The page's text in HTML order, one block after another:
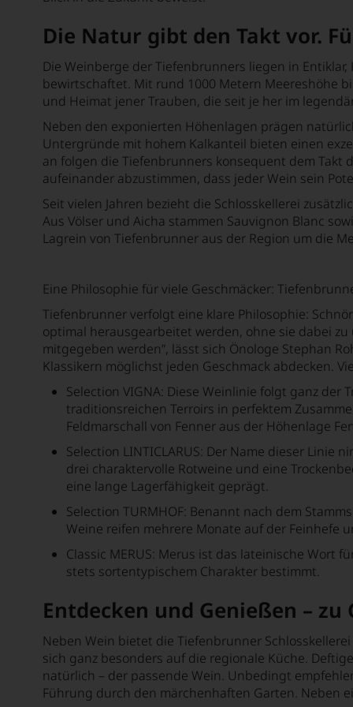
Bersano
Béru
Beychevelle
Bickel-Stumpf
Billard Rochepot
Billecart-Salmon
Binigrau Vins y Vinyes
Biserno
Bisol de Siderio & Figli
Black Forest Distillers
Black Stallion Estate Winery
Blandy's
Bodega Jean Leon
Bodega Lagar de Costa
Bodega Lanzaga
Bodega Tresmano
Bodégas Granbazán
Bodegas Marta Maté
Bodegas Voelos
Bodegas Ximénez-Spínola
Boekenhoutskloof
Bolla
Die Natur gibt den Takt vor.
Die Weinberge der Tiefenbrunners liegen in
bewirtschaftet. Mit rund 1000 Metern Meereshöhe
und Heimat jener Trauben, die seit je her im
Neben den exponierten Höhenlagen prägen
Untergründe mit hohem Kalkanteil bieten einen
an folgen die Tiefenbrunners konsequent dem
aufeinander abzustimmen, dass jeder Wein sein
Seit vielen Jahren bezieht die Schlosskellerei
Aus Völser und Aicha stammen Sauvignon Blanc
Lagrein von Tiefenbrunner aus der Region um die
Eine Philosophie für viele Geschmäcker:
Tiefenbrunner verfolgt eine klare Philosophie:
optimal herausgearbeitet werden, ohne sie dabei
mitgegeben werden”, lässt sich Önologe Stephan
Klassikern möglichst jeden Geschmack abdecken.
Selection VIGNA: Diese Weinlinie folgt ganz
traditionsreichen Terroirs in perfektem
Feldmarschall von Fenner aus der Höhenlage
Selection LINTICLARUS: Der Name dieser Linie
drei charaktervolle Rotweine und eine
eine lange Lagerfähigkeit geprägt.
Selection TURMHOF: Benannt nach dem
Weine reifen mehrere Monate auf der Feinhefe
Classic MERUS: Merus ist das lateinische Wort
stets sortentypischem Charakter bestimmt.
Entdecken und Genießen –
Neben Wein bietet die Tiefenbrunner
sich ganz besonders auf die regionale Küche.
natürlich – der passende Wein. Unbedingt
Führung durch den märchenhaften Garten. Neben